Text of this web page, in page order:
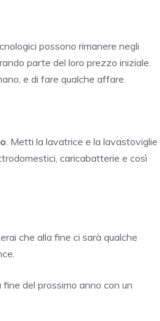
possono rimanere negli
parte del loro prezzo iniziale.
e di fare qualche affare.
. Metti la lavatrice e la lavastoviglie
caricabatterie e così
che alla fine ci sarà qualche
del prossimo anno con un